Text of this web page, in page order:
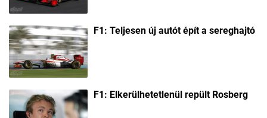
F1: Teljesen új autót épít a sereghajtó
F1: Elkerülhetetlenül repült Rosberg